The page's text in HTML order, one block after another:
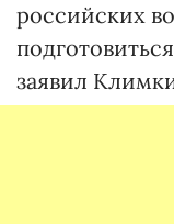
российских
заявил